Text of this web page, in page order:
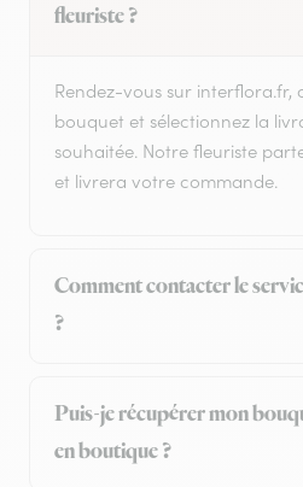
fleuriste ?
Rendez-vous sur interflora.fr,
bouquet et sélectionnez la
souhaitée. Notre fleuriste
et livrera votre commande.
Comment contacter le
?
Puis-je récupérer mon
en boutique ?